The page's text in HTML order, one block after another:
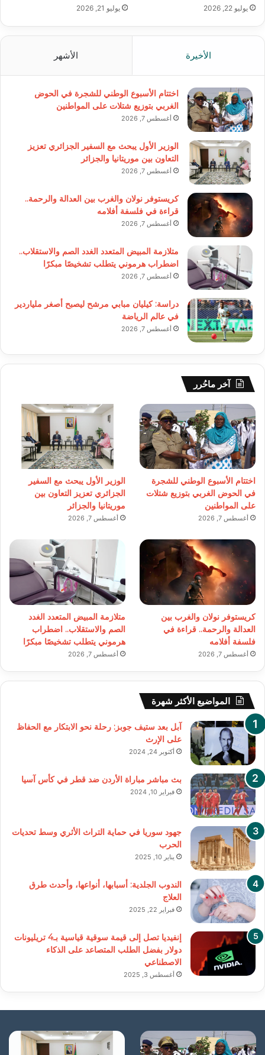
يوليو 22, 2026 يوليو 21, 2026
الأخيرة الأشهر
اختتام الأسبوع الوطني للشجرة في الحوض
الغربي بتوزيع شتلات على المواطنين
أغسطس 7, 2026
الوزير الأول يبحث مع السفير الجزائري تعزيز
التعاون بين موريتانيا والجزائر
أغسطس 7, 2026
كريستوفر نولان والغرب بين العدالة والرحمة..
قراءة في فلسفة أفلامه
أغسطس 7, 2026
متلازمة المبيض المتعدد الغدد الصم والاستقلاب..
اضطراب هرموني يتطلب تشخيصًا مبكرًا
أغسطس 7, 2026
دراسة: كيليان مبابي مرشح ليصبح أصغر ملياردير
في عالم الرياضة
أغسطس 7, 2026
آخر ماحُرر
اختتام الأسبوع الوطني للشجرة
في الحوض الغربي بتوزيع شتلات
على المواطنين
أغسطس 7, 2026
الوزير الأول يبحث مع السفير
الجزائري تعزيز التعاون بين
موريتانيا والجزائر
أغسطس 7, 2026
كريستوفر نولان والغرب بين
العدالة والرحمة.. قراءة في
فلسفة أفلامه
أغسطس 7, 2026
متلازمة المبيض المتعدد الغدد
الصم والاستقلاب.. اضطراب
هرموني يتطلب تشخيصًا مبكرًا
أغسطس 7, 2026
المواضيع الأكثر شهرة
آبل بعد ستيف جوبز: رحلة نحو الابتكار مع الحفاظ
على الإرث
أكتوبر 24, 2024
بث مباشر مباراة الأردن ضد قطر في كأس آسيا
فبراير 10, 2024
جهود سوريا في حماية التراث الأثري وسط تحديات
الحرب
يناير 10, 2025
الندوب الجلدية: أسبابها، أنواعها، وأحدث طرق
العلاج
فبراير 22, 2025
إنفيديا تصل إلى قيمة سوقية قياسية بـ4 تريليونات
دولار بفضل الطلب المتصاعد على الذكاء
الاصطناعي
أغسطس 3, 2025